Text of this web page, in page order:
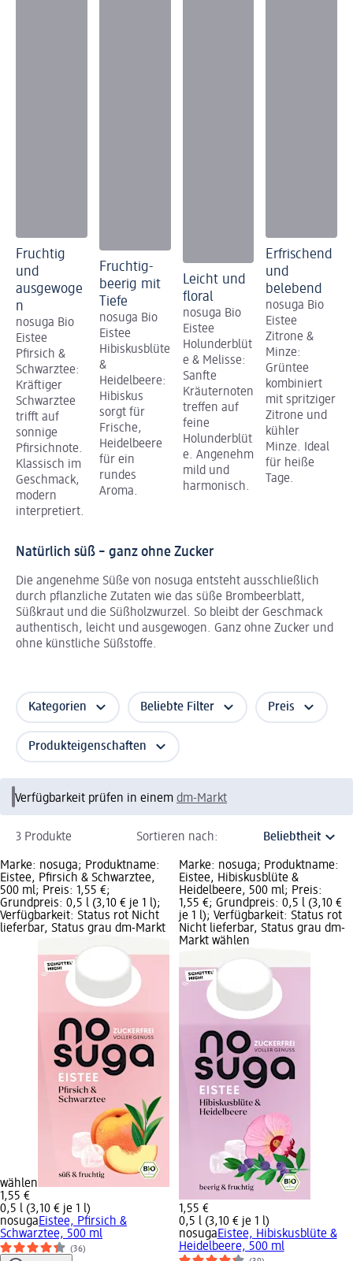
Fruchtig
und
ausgewoge
n
nosuga Bio
Eistee
Pfirsich &
Schwarztee:
Kräftiger
Schwarztee
trifft auf
sonnige
Pfirsichnote.
Klassisch im
Geschmack,
modern
interpretiert.
Fruchtig-
beerig mit
Tiefe
nosuga Bio
Eistee
Hibiskusblüte
&
Heidelbeere:
Hibiskus
sorgt für
Frische,
Heidelbeere
für ein
rundes
Aroma.
Leicht und
floral
nosuga Bio
Eistee
Holunderblüt
e & Melisse:
Sanfte
Kräuternoten
treffen auf
feine
Holunderblüt
e. Angenehm
mild und
harmonisch.
Erfrischend
und
belebend
nosuga Bio
Eistee
Zitrone &
Minze:
Grüntee
kombiniert
mit spritziger
Zitrone und
kühler
Minze. Ideal
für heiße
Tage.
Natürlich süß – ganz ohne Zucker
Die angenehme Süße von nosuga entsteht ausschließlich
durch pflanzliche Zutaten wie das süße Brombeerblatt,
Süßkraut und die Süßholzwurzel. So bleibt der Geschmack
authentisch, leicht und ausgewogen. Ganz ohne Zucker und
ohne künstliche Süßstoffe.
Kategorien Beliebte Filter Preis
Produkteigenschaften
Verfügbarkeit prüfen in einem dm-Markt
3 Produkte Sortieren nach:
Marke: nosuga; Produktname:
Eistee, Pfirsich & Schwarztee,
500 ml; Preis: 1,55 €;
Grundpreis: 0,5 l (3,10 € je 1 l);
Verfügbarkeit: Status rot Nicht
lieferbar, Status grau dm-Markt
wählen
1,55 €
0,5 l (3,10 € je 1 l)
nosugaEistee, Pfirsich &
Schwarztee, 500 ml
(36)
Marke: nosuga; Produktname:
Eistee, Hibiskusblüte &
Heidelbeere, 500 ml; Preis:
1,55 €; Grundpreis: 0,5 l (3,10 €
je 1 l); Verfügbarkeit: Status rot
Nicht lieferbar, Status grau dm-
Markt wählen
1,55 €
0,5 l (3,10 € je 1 l)
nosugaEistee, Hibiskusblüte &
Heidelbeere, 500 ml